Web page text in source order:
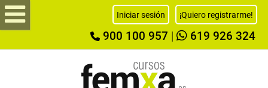
Iniciar sesión ¡Quiero registrarme!
900 100 957 619 926 324